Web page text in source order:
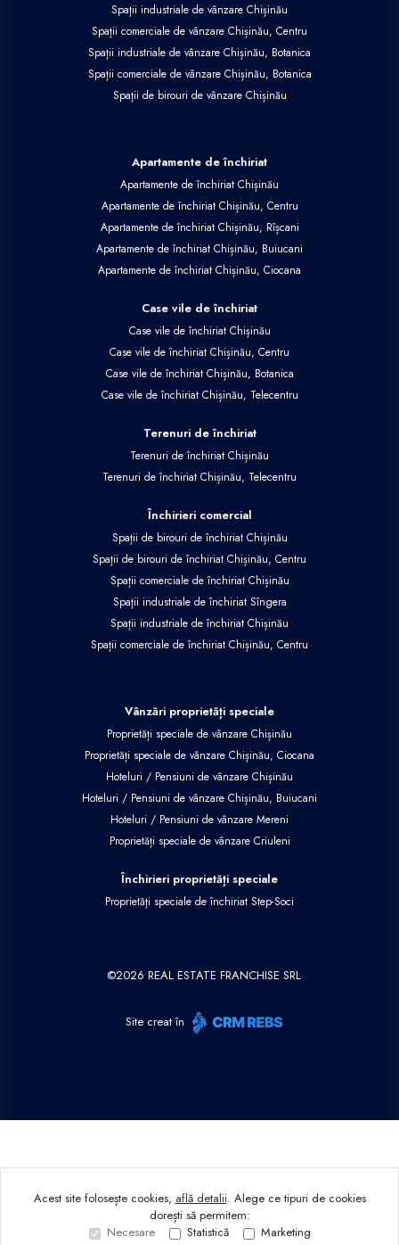
Spații industriale de vânzare Chișinău
Spații comerciale de vânzare Chișinău, Centru
Spații industriale de vânzare Chișinău, Botanica
Spații comerciale de vânzare Chișinău, Botanica
Spații de birouri de vânzare Chișinău
Apartamente de închiriat
Apartamente de închiriat Chișinău
Apartamente de închiriat Chișinău, Centru
Apartamente de închiriat Chișinău, Rîșcani
Apartamente de închiriat Chișinău, Buiucani
Apartamente de închiriat Chișinău, Ciocana
Case vile de închiriat
Case vile de închiriat Chișinău
Case vile de închiriat Chișinău, Centru
Case vile de închiriat Chișinău, Botanica
Case vile de închiriat Chișinău, Telecentru
Terenuri de închiriat
Terenuri de închiriat Chișinău
Terenuri de închiriat Chișinău, Telecentru
Închirieri comercial
Spații de birouri de închiriat Chișinău
Spații de birouri de închiriat Chișinău, Centru
Spații comerciale de închiriat Chișinău
Spații industriale de închiriat Sîngera
Spații industriale de închiriat Chișinău
Spații comerciale de închiriat Chișinău, Centru
Vânzări proprietăți speciale
Proprietăți speciale de vânzare Chișinău
Proprietăți speciale de vânzare Chișinău, Ciocana
Hoteluri / Pensiuni de vânzare Chișinău
Hoteluri / Pensiuni de vânzare Chișinău, Buiucani
Hoteluri / Pensiuni de vânzare Mereni
Proprietăți speciale de vânzare Criuleni
Închirieri proprietăți speciale
Proprietăți speciale de închiriat Step-Soci
©2026 REAL ESTATE FRANCHISE SRL
Site creat în
Acest site folosește cookies, află detalii. Alege ce tipuri de cookies
dorești să permitem:
Necesare
Statistică Marketing